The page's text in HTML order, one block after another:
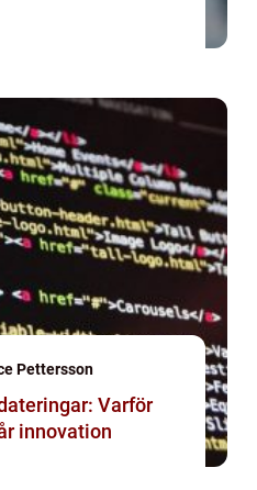
Pettersson
Varför
innovation